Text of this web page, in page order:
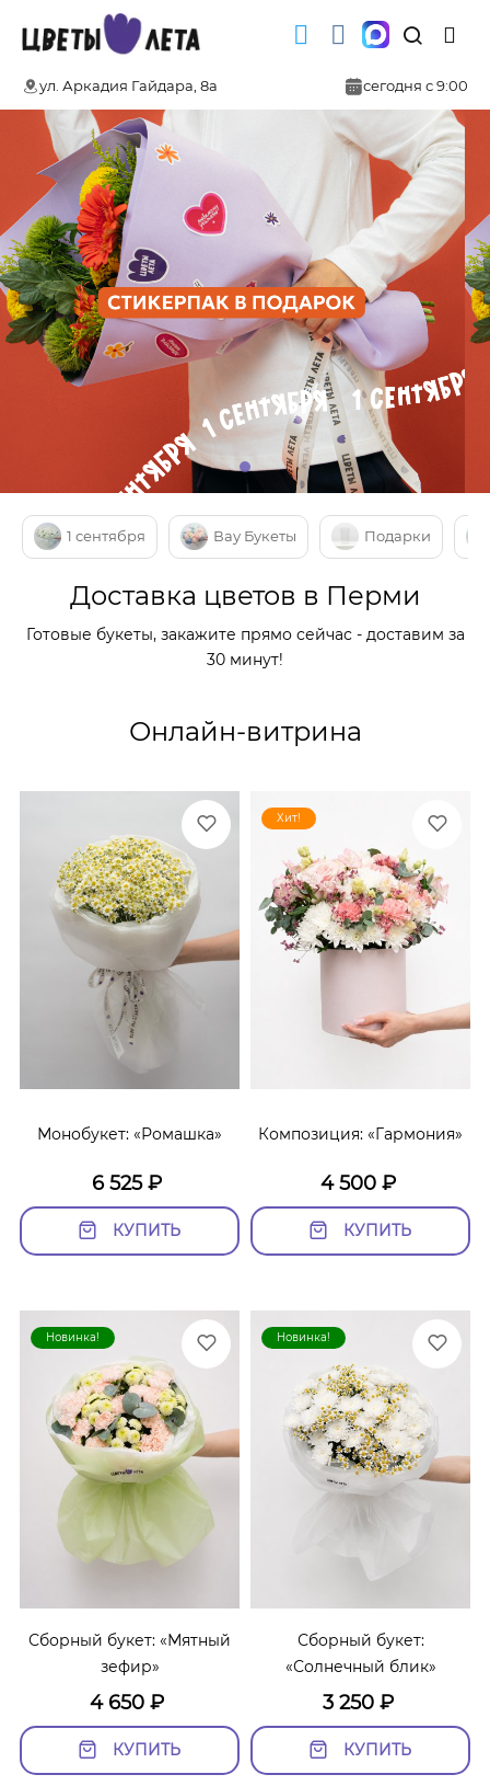
ул. Аркадия Гайдара, 8а сегодня с 9:00
1 сентября Вау Букеты Подарки
Доставка цветов в Перми
Готовые букеты, закажите прямо сейчас - доставим за
30 минут!
Онлайн-витрина
Монобукет: «Ромашка»
6 525₽
КУПИТЬ
Хит!
Композиция: «Гармония»
4 500₽
КУПИТЬ
Новинка!
Сборный букет: «Мятный
зефир»
4 650 ₽
КУПИТЬ
Новинка!
Сборный букет:
«Солнечный блик»
3 250₽
КУПИТЬ